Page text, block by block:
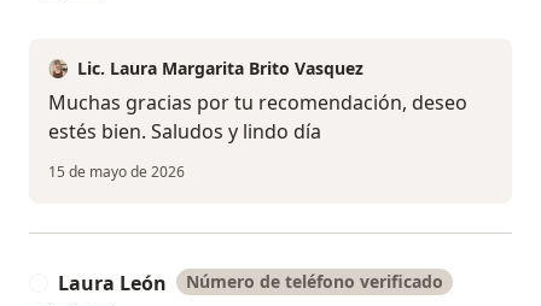
Lic. Laura Margarita Brito Vasquez
Muchas gracias por tu recomendación, deseo
estés bien. Saludos y lindo día
15 de mayo de 2026
Laura León Número de teléfono verificado